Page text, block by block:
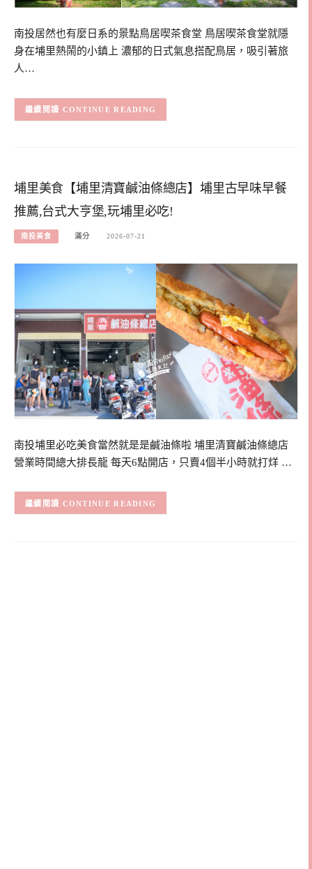
南投居然也有麼日系的景點鳥居喫茶食堂 鳥居喫茶食堂就隱
身在埔里熱鬧的小鎮上 濃郁的日式氣息搭配鳥居，吸引著旅
人…
CONTINUE READING
埔里美食【埔里清寶鹹油條總店】埔里古早味早餐
推薦,台式大亨堡,玩埔里必吃!
南投美食 滿分 2026-07-21
南投埔里必吃美食當然就是是鹹油條啦 埔里清寶鹹油條總店
營業時間總大排長龍 每天6點開店，只賣4個半小時就打烊 …
CONTINUE READING